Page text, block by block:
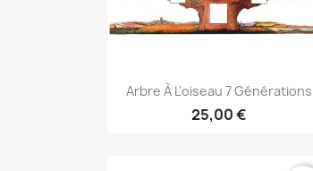
Aperçu rapide
Arbre À L'oiseau 7 Générations
25,00 €